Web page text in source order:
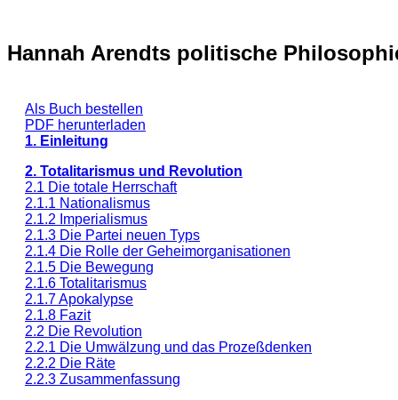
Hannah Arendts politische
Als Buch bestellen
PDF herunterladen
1. Einleitung
2. Totalitarismus und Revolution
2.1 Die totale Herrschaft
2.1.1 Nationalismus
2.1.2 Imperialismus
2.1.3 Die Partei neuen Typs
2.1.4 Die Rolle der Geheimorganisationen
2.1.5 Die Bewegung
2.1.6 Totalitarismus
2.1.7 Apokalypse
2.1.8 Fazit
2.2 Die Revolution
2.2.1 Die Umwälzung und das Prozeßdenken
2.2.2 Die Räte
2.2.3 Zusammenfassung